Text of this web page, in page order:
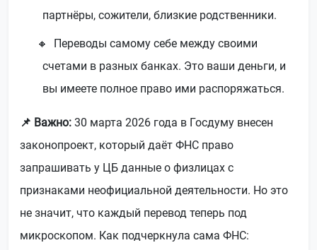
партнёры, сожители, близкие родственники.
Переводы самому себе между своими
счетами в разных банках. Это ваши деньги, и
вы имеете полное право ими распоряжаться.
📌 Важно: 30 марта 2026 года в Госдуму внесен
законопроект, который даёт ФНС право
запрашивать у ЦБ данные о физлицах с
признаками неофициальной деятельности. Но это
не значит, что каждый перевод теперь под
микроскопом. Как подчеркнула сама ФНС: